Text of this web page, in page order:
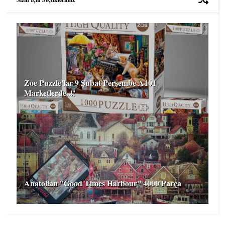
Zoe Puzzle'lar 9 Şubat Perşembe A101
Marketlerde..!!
Anatolian ''Good Times Harbour'' 4000 Parça